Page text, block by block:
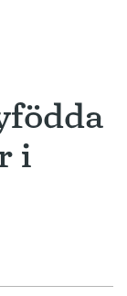
i